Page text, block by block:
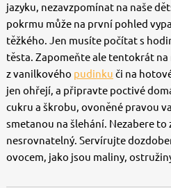
jazyku, nezavzpomínat na naše
pokrmu může na první pohled
těžkého. Jen musíte počítat s
těsta. Zapomeňte ale tentokrát na
z vanilkového pudinku či na
jen ohřejí, a připravte poctivé
cukru a škrobu, ovoněné pravou
smetanou na šlehání. Nezabere to
nesrovnatelný. Servírujte
ovocem, jako jsou maliny,